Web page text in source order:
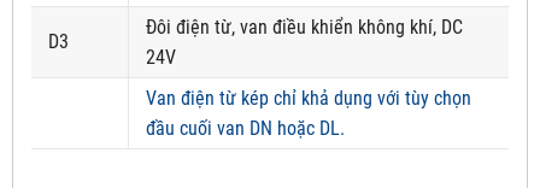
D3
Đôi điện từ, van điều khiển không khí, DC
24V
Van điện từ kép chỉ khả dụng với tùy chọn
đầu cuối van DN hoặc DL.